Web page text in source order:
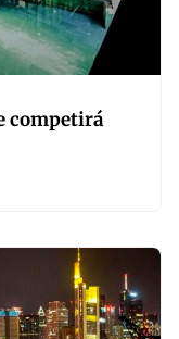
competirá